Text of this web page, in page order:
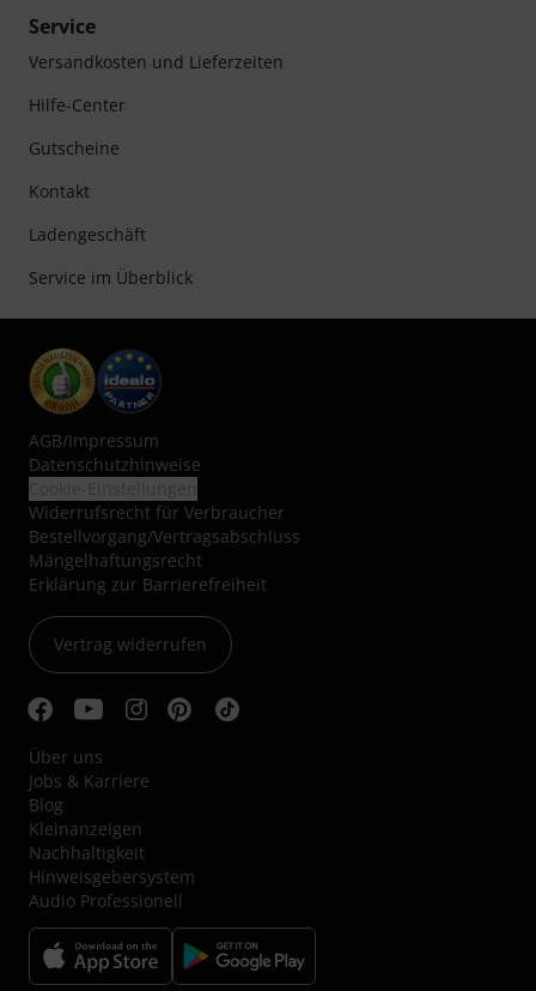
Service
Versandkosten und Lieferzeiten
Hilfe-Center
Gutscheine
Kontakt
Ladengeschäft
Service im Überblick
AGB/Impressum
Datenschutzhinweise
Widerrufsrecht für Verbraucher
Bestellvorgang/Vertragsabschluss
Mängelhaftungsrecht
Erklärung zur Barrierefreiheit
Vertrag widerrufen
Über uns
Jobs & Karriere
Blog
Kleinanzeigen
Nachhaltigkeit
Hinweisgebersystem
Audio Professionell